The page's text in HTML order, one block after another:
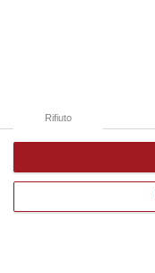
Rifiuto
Corriere delle Calabria è
©2012--